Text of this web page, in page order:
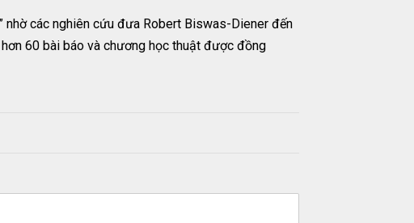
nhờ các nghiên cứu đưa Robert Biswas-Diener đến
60 bài báo và chương học thuật được đồng